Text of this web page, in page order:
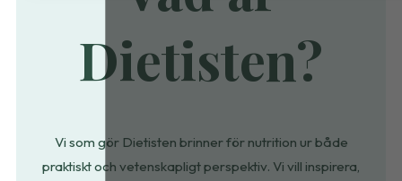
Dietisten?
Vi som gör Dietisten brinner för nutrition ur både
praktiskt och vetenskapligt perspektiv. Vi vill inspirera,